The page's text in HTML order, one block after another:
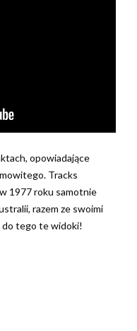
opowiadające
Tracks
1977 roku samotnie
razem ze swoimi
do tego te widoki!